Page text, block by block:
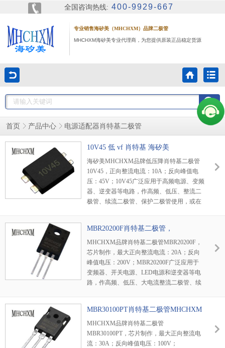
全国咨询热线: 400-9929-667
专业销售海矽美（MHCHXM）品牌二极管
MHCHXM海矽美专业代理商，为您提供原装正品稳定货源
首页 产品中心 电源适配器肖特基二极管
10V45 低 vf 肖特基 海矽美
海矽美MHCHXM品牌低压降肖特基二极管
10V45，正向整流电流：10A；反向峰值电
压：45V；10V45广泛应用于高频电源、变频
器、逆变器等电路，作高频、低压、整流二
极管、续流二极管、保护二极管使用，或在
MBR20200F肖特基二极管，
MHCHXM品牌
MHCHXM品牌肖特基二极管MBR20200F，
芯片制作，最大正向整流电流：20A；反向
峰值电压：200V；MBR20200F广泛应用于
变频器、开关电源、LED电源和逆变器等电
路，作高频、低压、大电流整流二极管、续
MBR30100PT肖特基二极管MHCHXM
品牌
MHCHXM品牌肖特基二极管
MBR30100PT，芯片制作，最大正向整流电
流：30A；反向峰值电压：100V；